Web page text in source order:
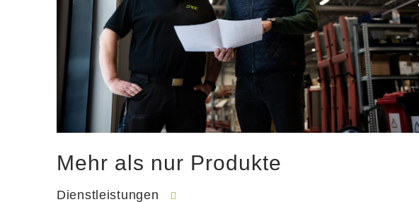
Mehr als nur Produkte
Dienstleistungen